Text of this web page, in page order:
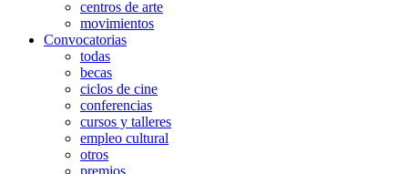
centros de arte
movimientos
Convocatorias
todas
becas
ciclos de cine
conferencias
cursos y talleres
empleo cultural
otros
premios